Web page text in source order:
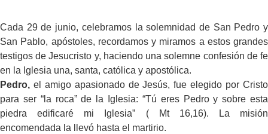
Cada 29 de junio, celebramos la solemnidad de San Pedro y
San Pablo, apóstoles, recordamos y miramos a estos grandes
testigos de Jesucristo y, haciendo una solemne confesión de fe
en la Iglesia una, santa, católica y apostólica.
Pedro, el amigo apasionado de Jesús, fue elegido por Cristo
para ser “la roca” de la Iglesia: “Tú eres Pedro y sobre esta
piedra edificaré mi Iglesia” ( Mt 16,16). La misión
encomendada la llevó hasta el martirio.